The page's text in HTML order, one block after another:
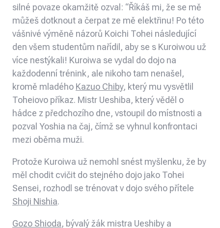
silné povaze okamžitě ozval: “Říkáš mi, že se mě
můžeš dotknout a čerpat ze mě elektřinu! Po této
vášnivé výměně názorů Koichi Tohei následující
den všem studentům nařídil, aby se s Kuroiwou už
více nestýkali! Kuroiwa se vydal do dojo na
každodenní trénink, ale nikoho tam nenašel,
kromě mladého Kazuo Chiby, který mu vysvětlil
Toheiovo příkaz. Mistr Ueshiba, který věděl o
hádce z předchozího dne, vstoupil do místnosti a
pozval Yoshia na čaj, čímž se vyhnul konfrontaci
mezi oběma muži.
Protože Kuroiwa už nemohl snést myšlenku, že by
měl chodit cvičit do stejného dojo jako Tohei
Sensei, rozhodl se trénovat v dojo svého přítele
Shoji Nishia.
Gozo Shioda, bývalý žák mistra Ueshiby a